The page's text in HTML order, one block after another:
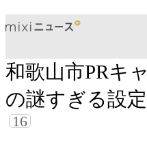
和歌山市PRキ
の謎すぎる設定
16